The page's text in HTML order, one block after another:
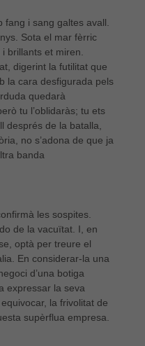
fang i sang galtes avall.
Sota el mar fèrric
brillants et miren.
digerint la futilitat que
la cara desfigurada pels
quedarà
tu l’oblidaràs; tu ets
després de la batalla,
no s’adona de que ja
banda
les sospites.
de la vacuïtat. I, en
optà per treure el
En considerar-la una
d’una botiga
expressar la seva
la frivolitat de
supèrflua empresa.